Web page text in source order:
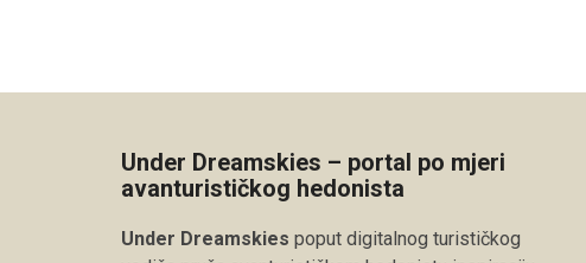
Under Dreamskies – portal po mjeri
avanturističkog hedonista
Under Dreamskies poput digitalnog turističkog